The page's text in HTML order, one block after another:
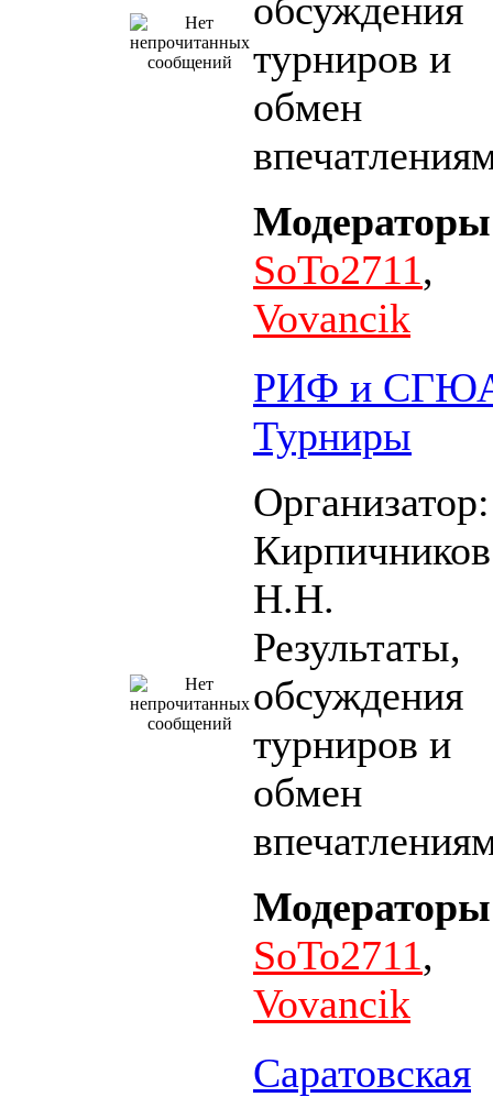
обсуждения
турниров и
обмен
SoTo2711,
Vovancik
РИФ и
Турниры
Организатор:
Кирпичников
Н.Н.
Результаты,
обсуждения
турниров и
обмен
SoTo2711,
Vovancik
Саратовская